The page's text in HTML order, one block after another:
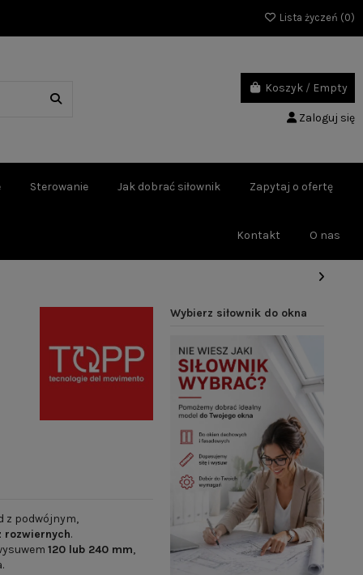
Lista życzeń (0)
Koszyk / Empty
Zaloguj się
Sterowanie Jak dobrać siłownik Zapytaj o ofertę
O nas
Kontakt
z podwójnym,
rozwiernych.
120 lub 240 mm,
Wybierz siłownik do okna